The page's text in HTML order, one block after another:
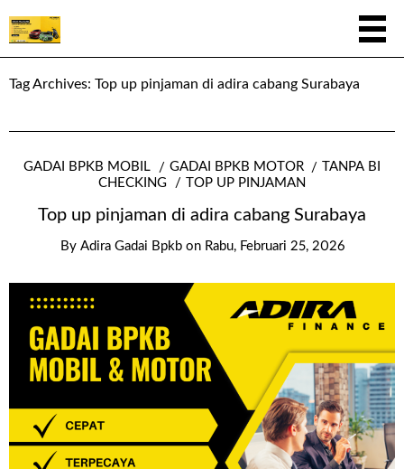
Tag Archives: Top up pinjaman di adira cabang Surabaya
GADAI BPKB MOBIL GADAI BPKB MOTOR
TANPA BI
CHECKING
TOP UP PINJAMAN
Top up pinjaman di adira cabang Surabaya
By Adira Gadai Bpkb on Rabu, Februari 25, 2026